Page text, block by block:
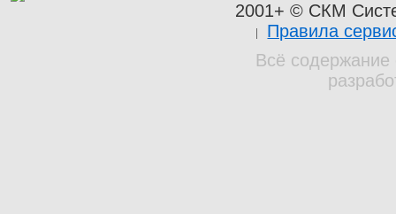
2001+ © СКМ
Правила
Всё содержание